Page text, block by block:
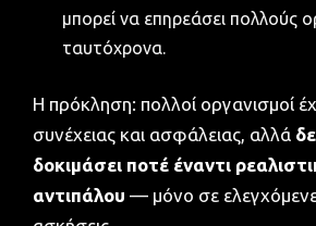
μπορεί να επηρεάσει πολλούς
ταυτόχρονα.
Η πρόκληση: πολλοί οργανισμοί
συνέχειας και ασφάλειας, αλλά
δοκιμάσει ποτέ έναντι
αντιπάλου — μόνο σε